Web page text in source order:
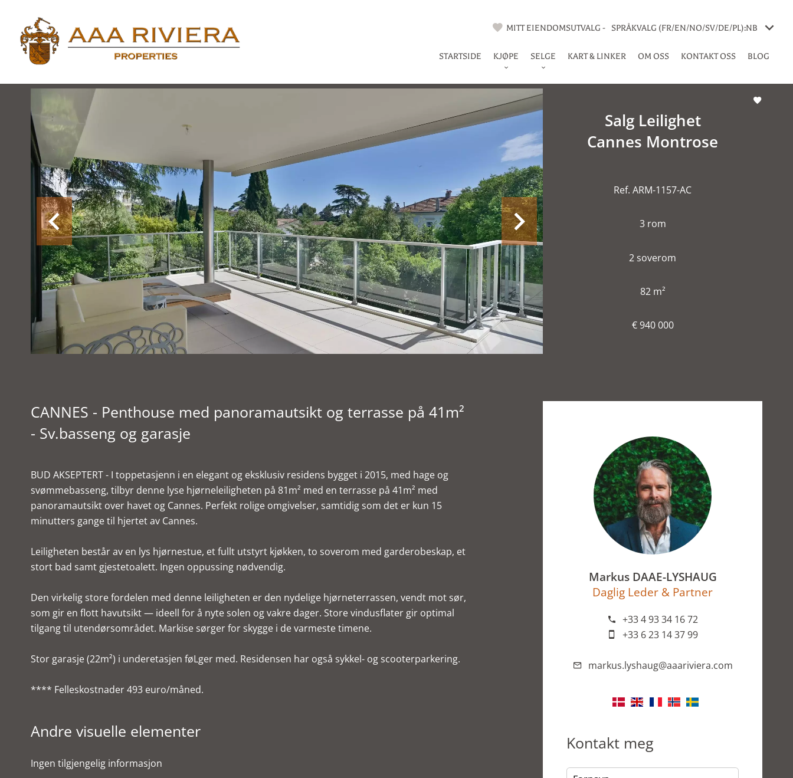
MITT EIENDOMSUTVALG - SPRÅKVALG (FR/EN/NO/SV/DE/PL):NB
STARTSIDE KJØPE SELGE KART & LINKER OM OSS KONTAKT OSS BLOG
Salg Leilighet
Cannes Montrose
Ref. ARM-1157-AC
3 rom
2 soverom
82 m²
€ 940 000
CANNES - Penthouse med panoramautsikt og terrasse på 41m²
- Sv.basseng og garasje
BUD AKSEPTERT - I toppetasjenn i en elegant og eksklusiv residens bygget i 2015, med hage og
svømmebasseng, tilbyr denne lyse hjørneleiligheten på 81m² med en terrasse på 41m² med
panoramautsikt over havet og Cannes. Perfekt rolige omgivelser, samtidig som det er kun 15
minutters gange til hjertet av Cannes.
Leiligheten består av en lys hjørnestue, et fullt utstyrt kjøkken, to soverom med garderobeskap, et
stort bad samt gjestetoalett. Ingen oppussing nødvendig.
Den virkelig store fordelen med denne leiligheten er den nydelige hjørneterrassen, vendt mot sør,
som gir en flott havutsikt — ideell for å nyte solen og vakre dager. Store vindusflater gir optimal
tilgang til utendørsområdet. Markise sørger for skygge i de varmeste timene.
Stor garasje (22m²) i underetasjen føLger med. Residensen har også sykkel- og scooterparkering.
**** Felleskostnader 493 euro/måned.
Andre visuelle elementer
Ingen tilgjengelig informasjon
Markus DAAE-LYSHAUG
Daglig Leder & Partner
+33 4 93 34 16 72
+33 6 23 14 37 99
markus.lyshaug@aaariviera.com
Kontakt meg